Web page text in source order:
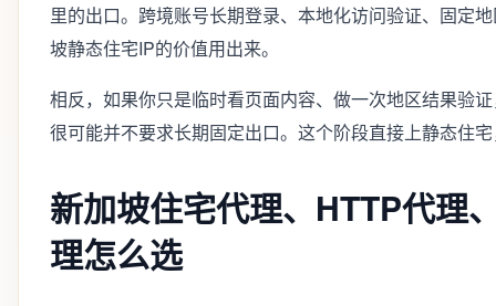
里的出口。跨境账号长期登录、本地化访问验证、固定
坡静态住宅IP的价值用出来。
相反，如果你只是临时看页面内容、做一次地区结果验
很可能并不要求长期固定出口。这个阶段直接上静态住
新加坡住宅代理、HTTP代理
理怎么选